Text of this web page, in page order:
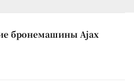
бронемашины Ajax